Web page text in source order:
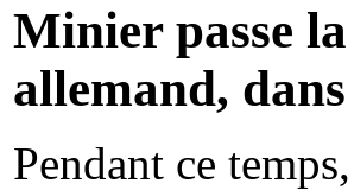
Minier passe
allemand,
Pendant ce